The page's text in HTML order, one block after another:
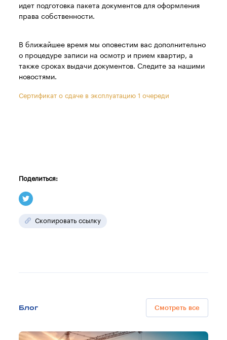
идет подготовка пакета документов для оформления
права собственности.
В ближайшее время мы оповестим вас дополнительно
о процедуре записи на осмотр и прием квартир, а
также сроках выдачи документов. Следите за нашими
новостями.
Сертификат о сдаче в эксплуатацию 1 очереди
Поделиться:
Скопировать ссылку
Блог Смотреть все